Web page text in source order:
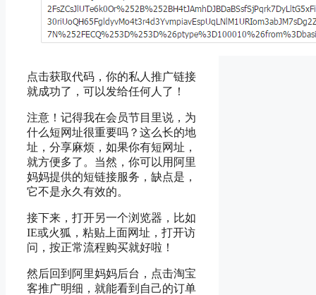
点击获取代码，你的私人推广链接
就成功了，可以发给任何人了！
注意！记得我在会员节目里说，为
什么短网址很重要吗？这么长的地
址，分享麻烦，如果你有短网址，
就方便多了。当然，你可以用阿里
妈妈提供的短链接服务，缺点是，
它不是永久有效的。
接下来，打开另一个浏览器，比如
IE或火狐，粘贴上面网址，打开访
问，按正常流程购买就好啦！
然后回到阿里妈妈后台，点击淘宝
客推广明细，就能看到自己的订单